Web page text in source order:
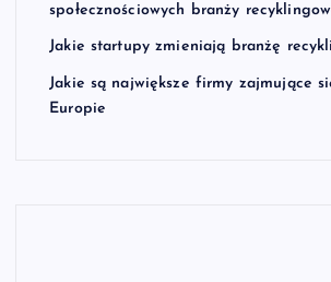
społecznościowych branży
Jakie startupy zmieniają branżę
Jakie są największe firmy zajmujące
Europie